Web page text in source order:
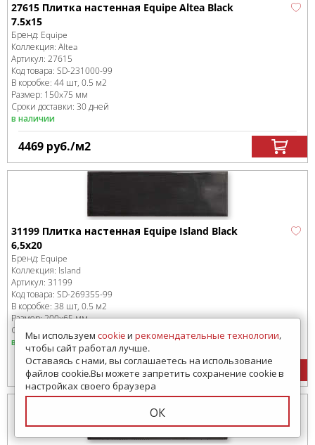
27615 Плитка настенная Equipe Altea Black
7.5x15
Бренд: Equipe
Коллекция: Altea
Артикул: 27615
Код товара: SD-231000-99
В коробке: 44 шт, 0.5 м2
Размер: 150x75 мм
Сроки доставки: 30 дней
в наличии
4469 руб./м2
31199 Плитка настенная Equipe Island Black
6,5x20
Бренд: Equipe
Коллекция: Island
Артикул: 31199
Код товара: SD-269355-99
В коробке: 38 шт, 0.5 м2
Размер:200x65 мм
Сроки доставки: 30 дней
в наличии
4469руб./м2
Мы используем cookieи рекомендательные технологии,
чтобы сайт работал лучше.
Оставаясь с нами, вы соглашаетесь на использование
файлов cookie.Вы можете запретить сохранение cookie в
настройках своего браузера
ОК